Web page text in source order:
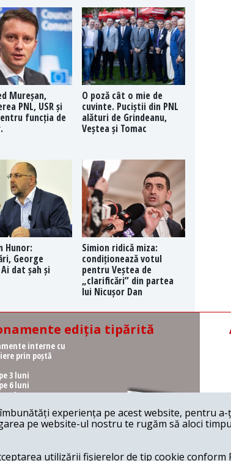
Mureșan,
PNL, USR și
funcția de
O poză cât o mie de
cuvinte. Puciștii din PNL
alături de Grindeanu,
Veștea și Tomac
Hunor:
George
dat șah și
Simion ridică miza:
condiționează votul
pentru Veștea de
„clarificări” din partea
lui Nicușor Dan
ediția tipărită
interne cu
prin poștă
3 luni
6 luni
pe 1 an
interne cu
de la redacție
6 luni
experiența pe acest website, pentru
pe website-ul nostru te rugăm să aloci
utilizării fișierelor de tip cookie